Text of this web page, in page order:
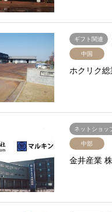
ギフト関連
中国
ホクリク
ネットショッ
中部
金井産業